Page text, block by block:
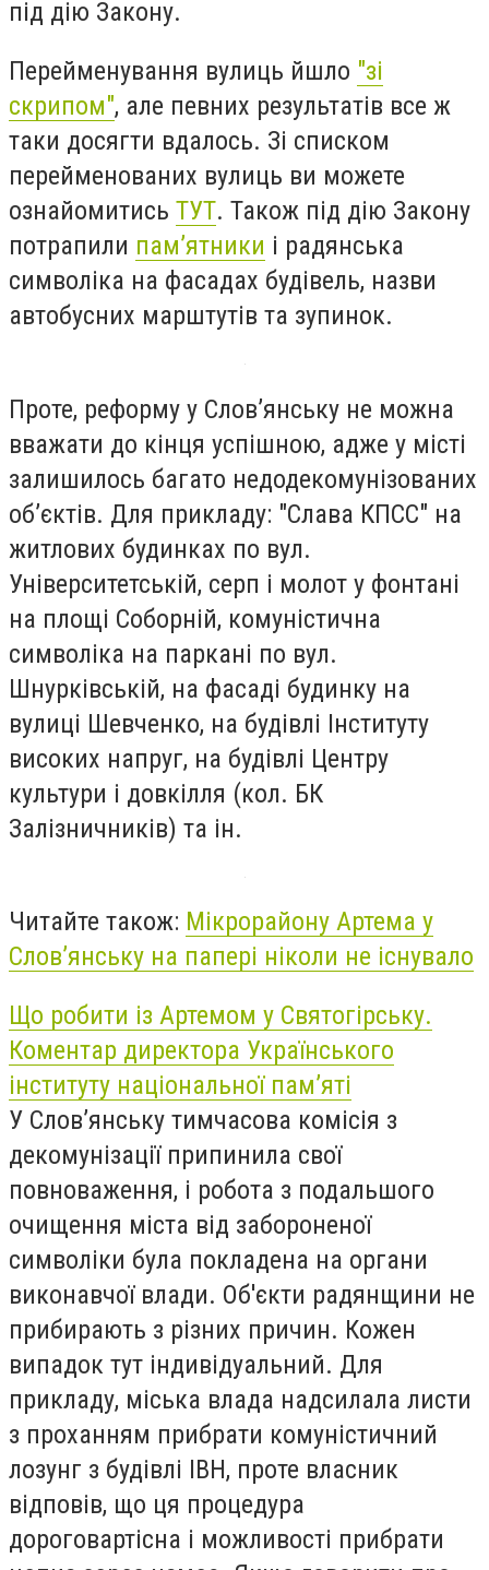
під дію Закону.
Перейменування вулиць йшло "зі
скрипом", але певних результатів все ж
таки досягти вдалось. Зі списком
перейменованих вулиць ви можете
ознайомитись ТУТ. Також під дію Закону
потрапили пам’ятники і радянська
символіка на фасадах будівель, назви
автобусних марштутів та зупинок.
Проте, реформу у Слов’янську не можна
вважати до кінця успішною, адже у місті
залишилось багато недодекомунізованих
об’єктів. Для прикладу: "Слава КПСС" на
житлових будинках по вул.
Університетській, серп і молот у фонтані
на площі Соборній, комуністична
символіка на паркані по вул.
Шнурківській, на фасаді будинку на
вулиці Шевченко, на будівлі Інституту
високих напруг, на будівлі Центру
культури і довкілля (кол. БК
Залізничників) та ін.
Читайте також: Мікрорайону Артема у
Слов’янську на папері ніколи не існувало
Що робити із Артемом у Святогірську.
Коментар директора Українського
інституту національної пам’яті
У Слов’янську тимчасова комісія з
декомунізації припинила свої
повноваження, і робота з подальшого
очищення міста від забороненої
символіки була покладена на органи
виконавчої влади. Об'єкти радянщини не
прибирають з різних причин. Кожен
випадок тут індивідуальний. Для
прикладу, міська влада надсилала листи
з проханням прибрати комуністичний
лозунг з будівлі ІВН, проте власник
відповів, що ця процедура
дороговартісна і можливості прибрати